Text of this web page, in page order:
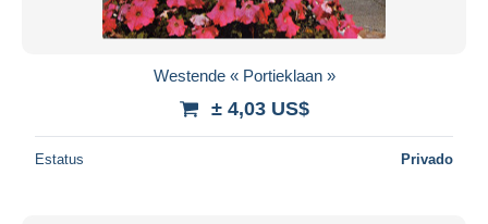
Westende « Portieklaan »
± 4,03 US$
Estatus Privado